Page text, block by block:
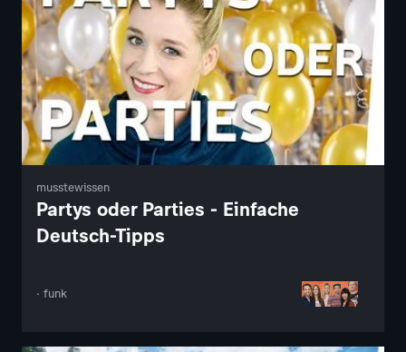
musstewissen
Partys oder Parties - Einfache
Deutsch-Tipps
· funk